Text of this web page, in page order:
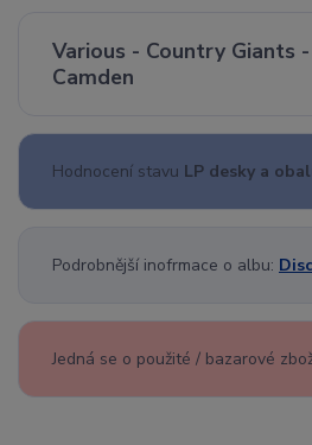
Various - Country Giants
Camden
Hodnocení stavu LP desky a
Podrobnější inofrmace o albu:
Jedná se o použité / bazarové